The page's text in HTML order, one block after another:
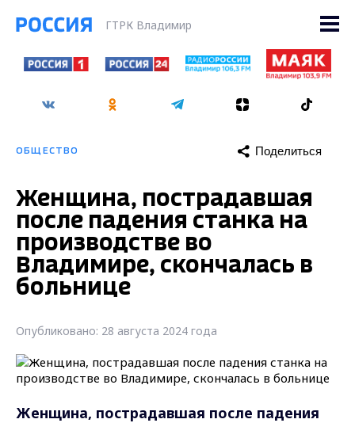
ГТРК Владимир
ОБЩЕСТВО Поделиться
Женщина, пострадавшая
после падения станка на
производстве во
Владимире, скончалась в
больнице
Опубликовано: 28 августа 2024 года
Женщина, пострадавшая после падения